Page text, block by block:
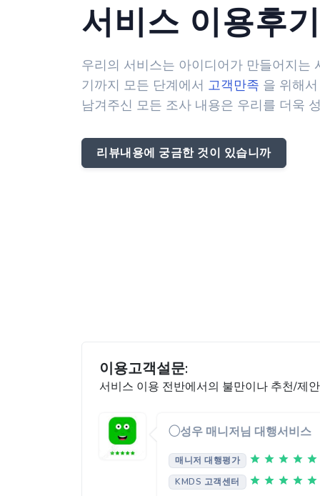
서비스 이용후기
우리의 서비스는 아이디어가 만들어지는
기까지 모든 단계에서 고객만족 을 위해
남겨주신 모든 조사 내용은 우리를 더욱
리뷰내용에 궁금한 것이 있습니까
이용고객설문:
서비스 이용 전반에서의 불만이나 추천/제
◯성우 매니저님 대행서비스
매니저 대행평가
KMDS 고객센터